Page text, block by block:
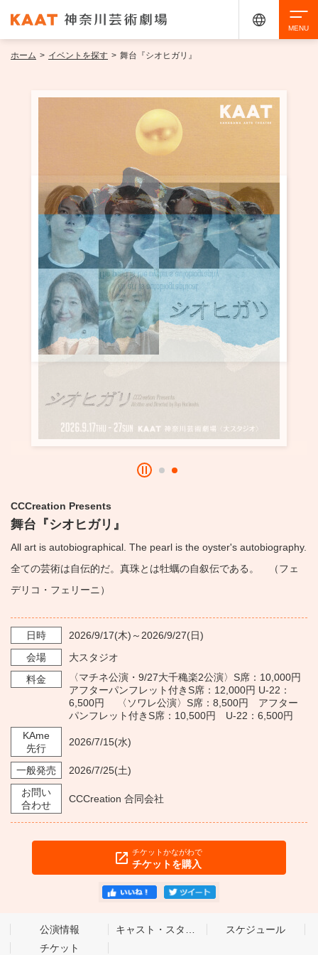
イベントを探す
・ イベント一覧
・ イベントカレンダー
ご来場案内
・ 館内サービス・アクセシビリティ
・ フロアマップ
・ レストラン/カフェ
施設を借りる
KAATについて
・ ミッション
・ 芸術監督
・ レストラン/カフェ
KAAT 神奈川芸術劇場
チケット購入
ホーム > イベントを探す > 舞台『シオヒガリ』
CCCreation Presents
舞台『シオヒガリ』
All art is autobiographical. The pearl is the oyster's autobiography.
全ての芸術は自伝的だ。真珠とは牡蠣の自叙伝である。 （フェ
デリコ・フェリーニ）
日時 2026/9/17(木)～ 2026/9/27(日)
会場
大スタジオ
料金
〈マチネ公演・9/27大千穐楽2公演〉S席：10,000円
アフターパンフレット付きS席：12,000円 U-22：
6,500円 〈ソワレ公演〉S席：8,500円 アフター
パンフレット付きS席：10,500円 U-22：6,500円
KAme
先行
2026/7/15(水)
一般発売 2026/7/25(土)
お問い
合わせ
CCCreation 合同会社
チケットかながわで
チケットを購入
公演情報 キャスト・スタッフ
スケジュール
チケット